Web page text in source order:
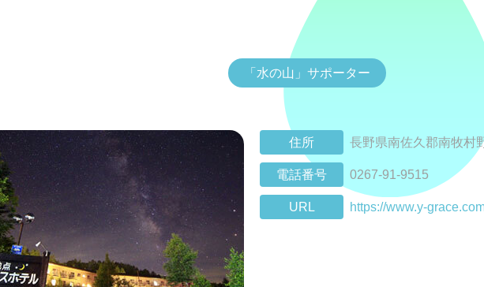
「水の山」サポーター
住所 長野県南佐久郡南牧村
電話番号 0267-91-9515
URL https://www.y-